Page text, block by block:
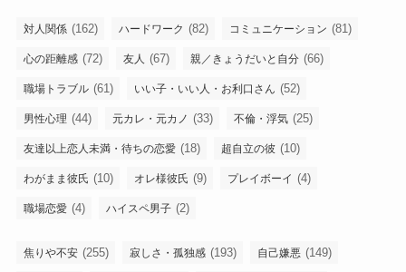
対人関係 (162) ハードワーク (82) コミュニケーション (81)
心の距離感 (72) 友人 (67) 親／きょうだいと自分 (66)
職場トラブル (61) いい子・いい人・お利口さん (52)
男性心理 (44) 元カレ・元カノ (33) 不倫・浮気 (25)
友達以上恋人未満・待ちの恋愛 (18) 超自立の彼 (10)
わがまま彼氏 (10) オレ様彼氏 (9) プレイボーイ (4)
職場恋愛 (4) ハイスペ男子 (2)
焦りや不安 (255) 寂しさ・孤独感 (193) 自己嫌悪 (149)